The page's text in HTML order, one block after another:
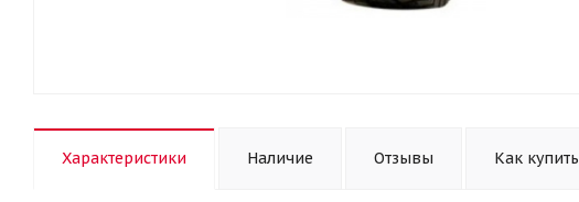
Характеристики Наличие Отзывы Как купить